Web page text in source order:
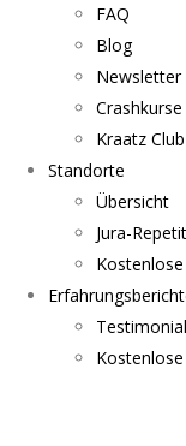
FAQ
Blog
Newsletter
Crashkurse
Kraatz Club
Standorte
Übersicht
Jura-